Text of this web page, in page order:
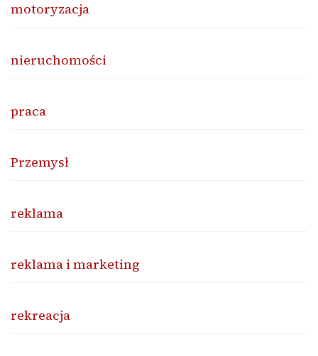
motoryzacja
nieruchomości
praca
Przemysł
reklama
reklama i marketing
rekreacja